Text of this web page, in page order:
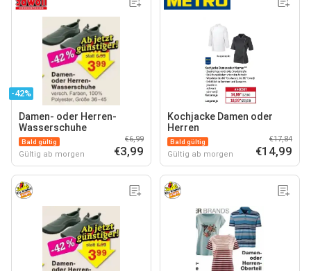
-42%
Damen- oder Herren-
Wasserschuhe
Bald gültig
Gültig ab morgen
€6,99
€3,99
Kochjacke Damen oder
Herren
Bald gültig
Gültig ab morgen
€17,84
€14,99